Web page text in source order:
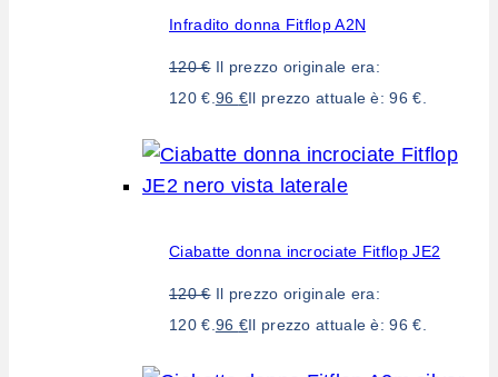
Infradito donna Fitflop A2N
120€ Il prezzo originale era:
120 €. 96 €Il prezzo attuale è: 96 €.
Ciabatte donna incrociate Fitflop JE2
120€ Il prezzo originale era:
120 €.96 €Il prezzo attuale è: 96 €.